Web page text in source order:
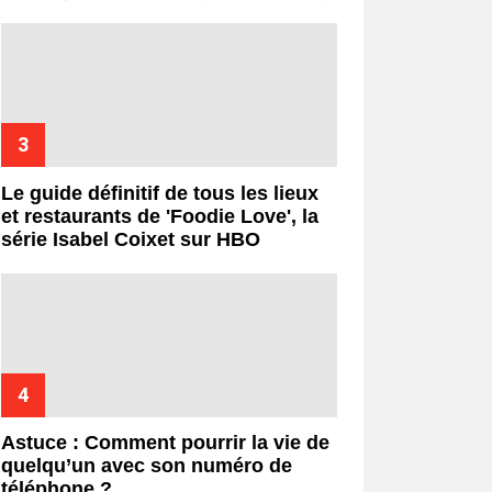
Le guide définitif de tous les lieux
et restaurants de 'Foodie Love', la
série Isabel Coixet sur HBO
Astuce : Comment pourrir la vie de
quelqu’un avec son numéro de